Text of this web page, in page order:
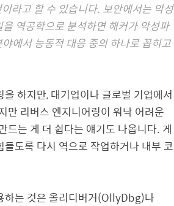
라고 할 수 있습니다. 보안에서는 악성
역공학으로 분석하면 해커가 악성파
에서 능동적 대응 중의 하나로 꼽히고
하지만, 대기업이나 글로벌 기업에서
만 리버스 엔지니어링이 워낙 어려운
드는 게 더 쉽다는 얘기도 나옵니다. 게
도록 다시 역으로 작업하거나 내부 코
하는 것은 올리디버거(OllyDbg)나